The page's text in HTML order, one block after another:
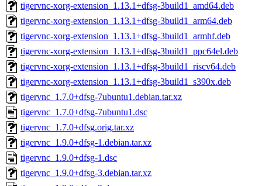
tigervnc-xorg-extension_1.13.1+dfsg-3build1_amd64.deb
tigervnc-xorg-extension_1.13.1+dfsg-3build1_arm64.deb
tigervnc-xorg-extension_1.13.1+dfsg-3build1_armhf.deb
tigervnc-xorg-extension_1.13.1+dfsg-3build1_ppc64el.deb
tigervnc-xorg-extension_1.13.1+dfsg-3build1_riscv64.deb
tigervnc-xorg-extension_1.13.1+dfsg-3build1_s390x.deb
tigervnc_1.7.0+dfsg-7ubuntu1.debian.tar.xz
tigervnc_1.7.0+dfsg-7ubuntu1.dsc
tigervnc_1.7.0+dfsg.orig.tar.xz
tigervnc_1.9.0+dfsg-1.debian.tar.xz
tigervnc_1.9.0+dfsg-1.dsc
tigervnc_1.9.0+dfsg-3.debian.tar.xz